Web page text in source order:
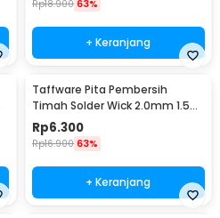
Rp18.900 63%
+ Keranjang
Taffware Pita Pembersih
Timah Solder Wick 2.0mm 1.5M
- CP-2015
Rp6.300
Rp16.900 63%
+ Keranjang